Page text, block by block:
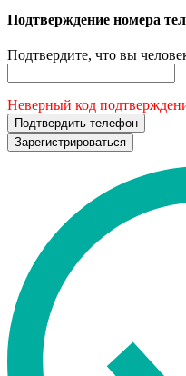
Подтверждение номера
Подтвердите, что вы
Неверный код
Подтвердить телефон
Зарегистрироваться